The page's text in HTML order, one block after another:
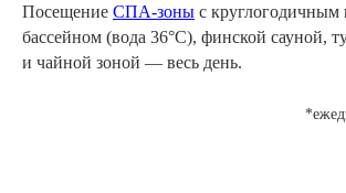
Посещение СПА-зоны с
бассейном (вода 36°C), финской сауной,
и чайной зоной — весь день.